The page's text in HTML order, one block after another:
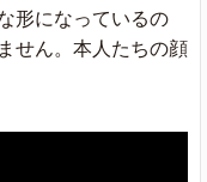
形になっているの
せん。本人たちの顔